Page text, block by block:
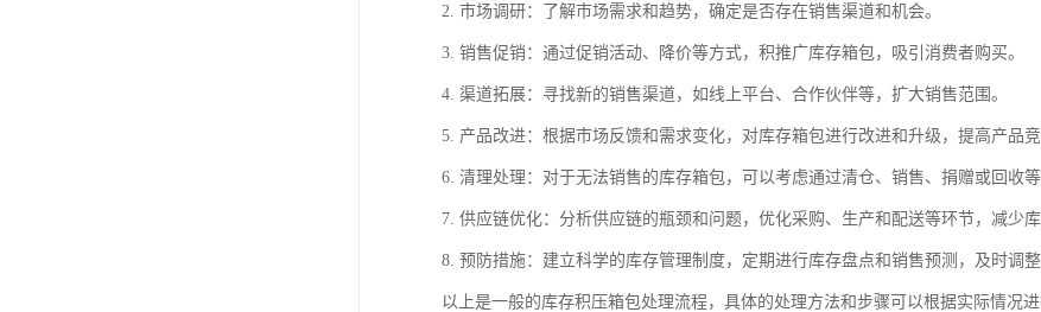
2. 市场调研：了解市场需求和趋势，确定是否存在销售渠道和机会。
3. 销售促销：通过促销活动、降价等方式，积推广库存箱包，吸引消费者购买。
4. 渠道拓展：寻找新的销售渠道，如线上平台、合作伙伴等，扩大销售范围。
5. 产品改进：根据市场反馈和需求变化，对库存箱包进行改进和升级，提高产品竞
6. 清理处理：对于无法销售的库存箱包，可以考虑通过清仓、销售、捐赠或回收等
7. 供应链优化：分析供应链的瓶颈和问题，优化采购、生产和配送等环节，减少库
8. 预防措施：建立科学的库存管理制度，定期进行库存盘点和销售预测，及时调
以上是一般的库存积压箱包处理流程，具体的处理方法和步骤可以根据实际情况进